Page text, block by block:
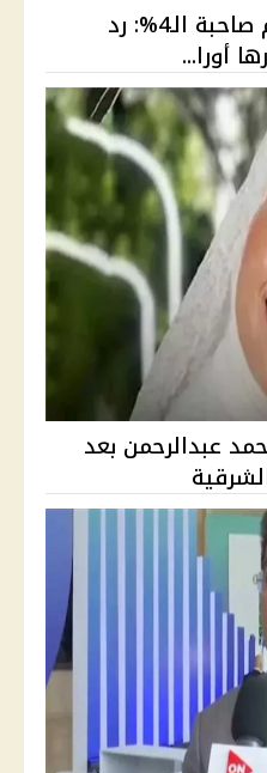
القصة الكاملة لأزمة ريم صاحبة الـ4%: رد
أورا...
عبدالرحمن بعد